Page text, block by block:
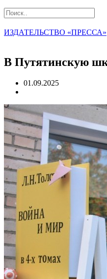
ИЗДАТЕЛЬСТВО «ПРЕССА»
В Путятинскую
01.09.2025